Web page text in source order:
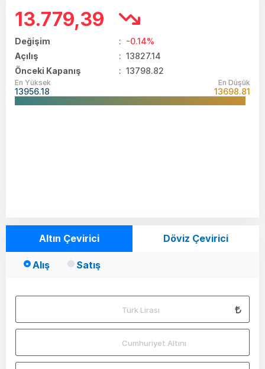
13.779,39
Değişim : -0.14%
Açılış
: 13827.14
Önceki Kapanış
: 13798.82
En Yüksek
13956.18
En Düşük
13698.81
Altın Çevirici Döviz Çevirici
Alış Satış
Türk Lirası
Cumhuriyet Altını